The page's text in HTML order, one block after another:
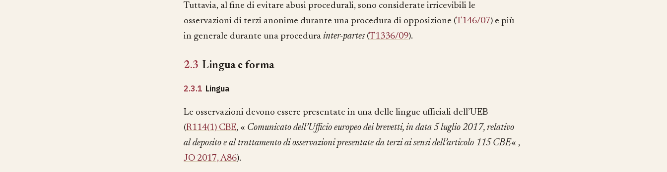
Tuttavia, al fine di evitare abusi procedurali, sono considerate irricevibili le
osservazioni di terzi anonime durante una procedura di opposizione (T146/07) e più
in generale durante una procedura inter-partes (T1336/09).
2.3 Lingua e forma
2.3.1 Lingua
Le osservazioni devono essere presentate in una delle lingue ufficiali dell’UEB
(R114(1) CBE, « Comunicato dell’Ufficio europeo dei brevetti, in data 5 luglio 2017, relativo
al deposito e al trattamento di osservazioni presentate da terzi ai sensi dell’articolo 115 CBE« ,
JO 2017, A86).